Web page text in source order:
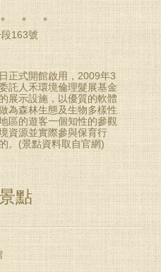
163號
正式開館啟用，2009年3
託人禾環境倫理髮展基金
展示設施，以優質的軟體
為森林生態及生物多樣性
區的遊客一個知性的參觀
資源並實際參與保育行
。(景點資料取自官網)
點